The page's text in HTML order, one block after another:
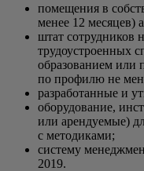
помещения в
менее 12 месяцев)
штат сотрудников
трудоустроенных
образованием или
по профилю не
разработанные и
оборудование,
или арендуемые)
с методиками;
систему
2019.